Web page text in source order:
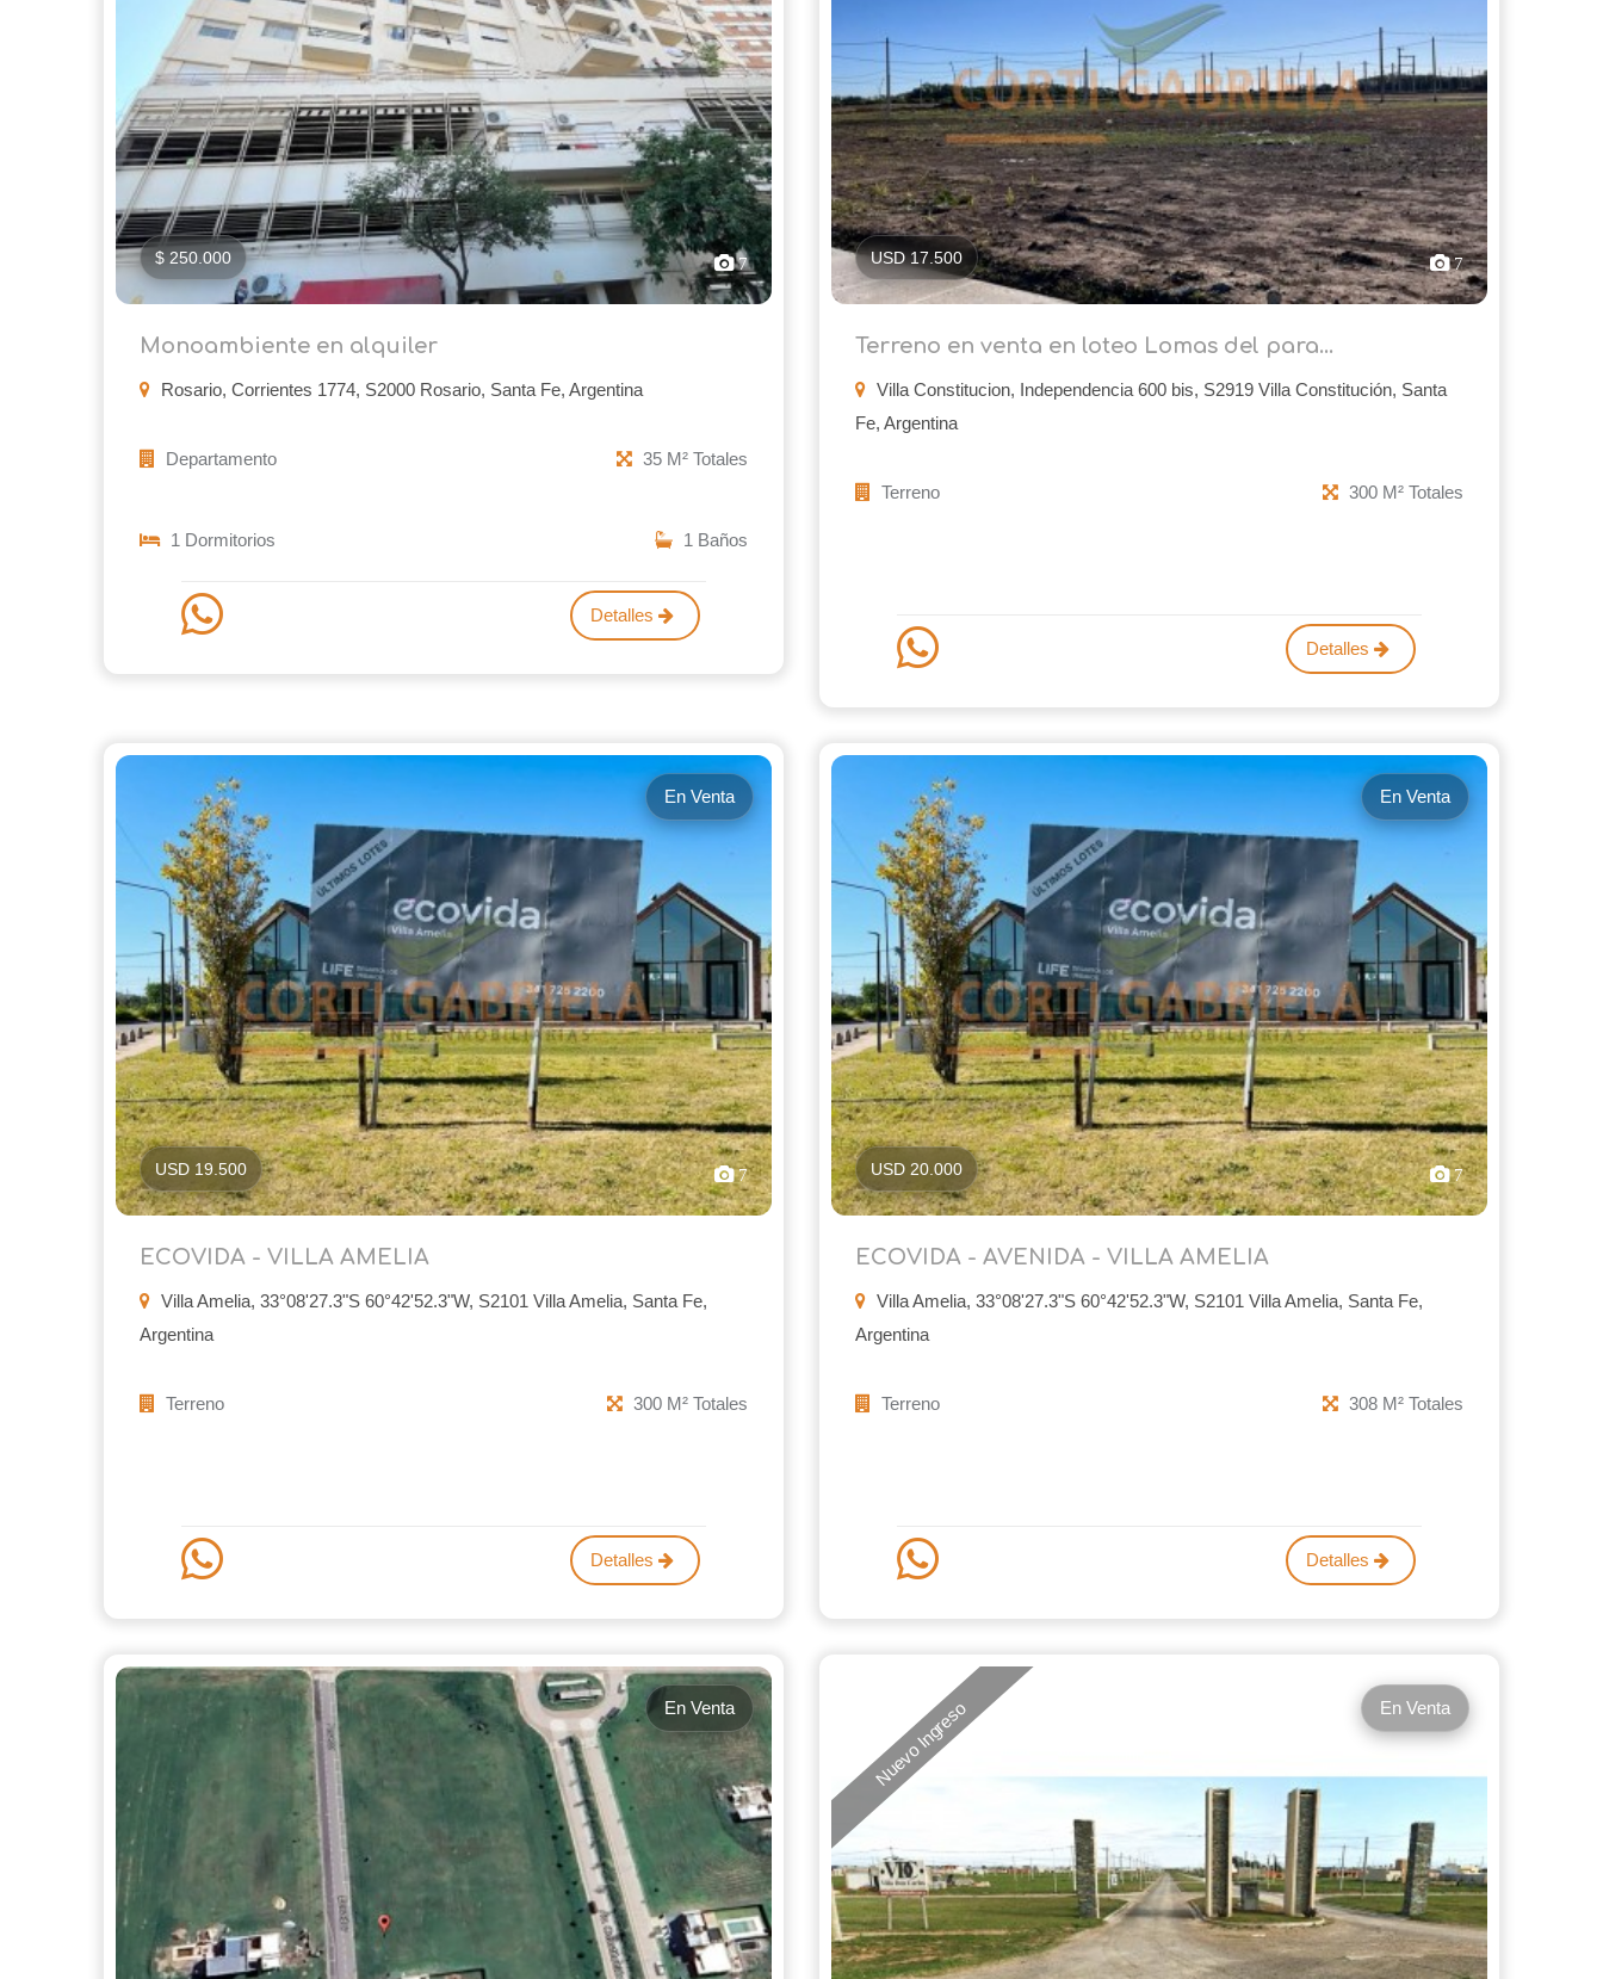
$ 250.000 7
Monoambiente en alquiler
Rosario, Corrientes 1774, S2000 Rosario, Santa Fe, Argentina
Departamento 35 M² Totales
1 Dormitorios 1 Baños
Detalles
USD 17.500 7
Terreno en venta en loteo Lomas del para...
Villa Constitucion, Independencia 600 bis, S2919 Villa Constitución, Santa
Fe, Argentina
Terreno 300 M² Totales
Detalles
En Venta
USD 19.500 7
ECOVIDA - VILLA AMELIA
Villa Amelia, 33°08'27.3"S 60°42'52.3"W, S2101 Villa Amelia, Santa Fe,
Argentina
Terreno 300 M² Totales
Detalles
En Venta
USD 20.000 7
ECOVIDA - AVENIDA - VILLA AMELIA
Villa Amelia, 33°08'27.3"S 60°42'52.3"W, S2101 Villa Amelia, Santa Fe,
Argentina
Terreno 308 M² Totales
Detalles
En Venta Nuevo Ingreso En Venta